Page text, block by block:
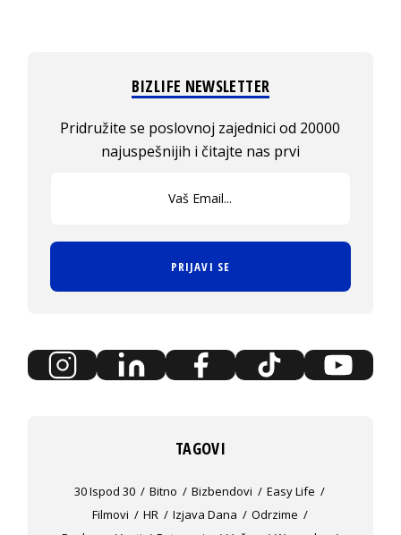
BIZLIFE NEWSLETTER
Pridružite se poslovnoj zajednici od 20000
najuspešnijih i čitajte nas prvi
PRIJAVI SE
TAGOVI
30 Ispod 30 Bitno Bizbendovi
Easy Life
Filmovi
HR Izjava Dana
Odrzime